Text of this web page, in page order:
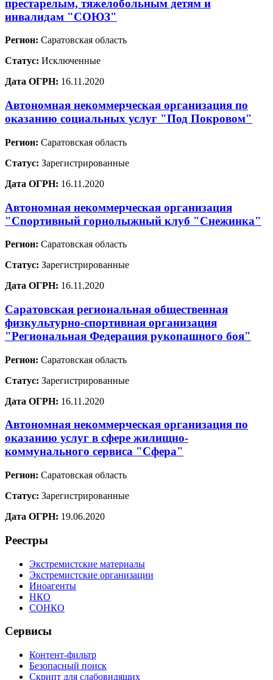
престарелым, тяжелобольным детям и
инвалидам "СОЮЗ"
Регион: Саратовская область
Статус: Исключенные
Дата ОГРН: 16.11.2020
Автономная некоммерческая организация по
оказанию социальных услуг "Под Покровом"
Регион: Саратовская область
Статус: Зарегистрированные
Дата ОГРН: 16.11.2020
Автономная некоммерческая организация
"Спортивный горнолыжный клуб "Снежинка"
Регион: Саратовская область
Статус: Зарегистрированные
Дата ОГРН: 16.11.2020
Саратовская региональная общественная
физкультурно-спортивная организация
"Региональная Федерация рукопашного боя"
Регион: Саратовская область
Статус: Зарегистрированные
Дата ОГРН: 16.11.2020
Автономная некоммерческая организация по
оказанию услуг в сфере жилищно-
коммунального сервиса "Сфера"
Регион: Саратовская область
Статус: Зарегистрированные
Дата ОГРН: 19.06.2020
Реестры
Экстремистские материалы
Экстремистские организации
Иноагенты
НКО
СОНКО
Сервисы
Контент-фильтр
Безопасный поиск
Скрипт для слабовидящих